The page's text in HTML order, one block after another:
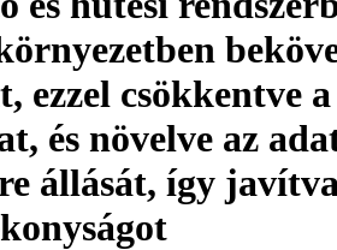
ezzel csökkentve a
és növelve az
állását, így